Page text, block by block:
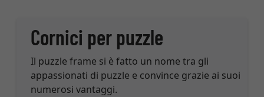
Cornici per puzzle
Il puzzle frame si è fatto un nome tra gli
appassionati di puzzle e convince grazie ai suoi
numerosi vantaggi.